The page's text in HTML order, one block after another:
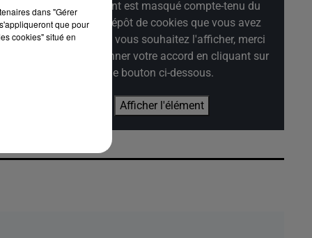
Cet élément est masqué compte-tenu du
refus du dépôt de cookies que vous avez
exprimé. Si vous souhaitez l'afficher, merci
de nous donner votre accord en cliquant sur
le bouton ci-dessous.
Afficher l'élément
dans "Gérer
que pour
cookies" situé en